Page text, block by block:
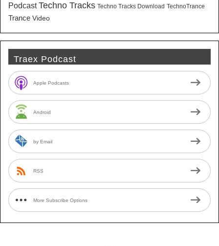
Podcast Techno Tracks Techno Tracks Download TechnoTrance
Trance Video
Traex Podcast
Apple Podcasts
Android
by Email
RSS
More Subscribe Options